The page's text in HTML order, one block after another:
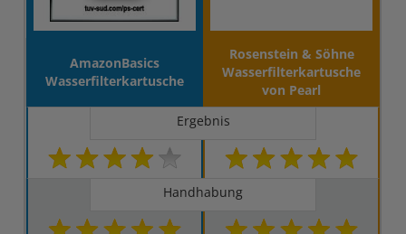
AmazonBasics
Wasserfilterkartusche
Rosenstein & Söhne
Wasserfilterkartusche
von Pearl
Ergebnis
Handhabung